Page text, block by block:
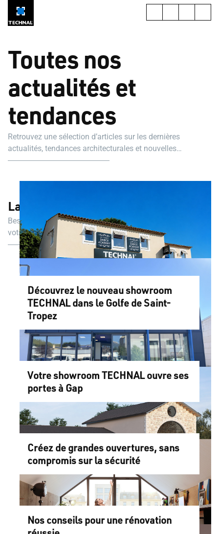
Toutes nos
actualités et
tendances
Retrouvez une sélection d’articles sur les dernières
actualités, tendances architecturales et nouvelles
réglementations.
Laissez place à l’imagination
Besoin d'inspiration, d'aide ou de conseils pour commencer
votre projet ?
Découvrez le nouveau showroom
TECHNAL dans le Golfe de Saint-
Tropez
Votre showroom TECHNAL ouvre ses
portes à Gap
Créez de grandes ouvertures, sans
compromis sur la sécurité
Nos conseils pour une rénovation